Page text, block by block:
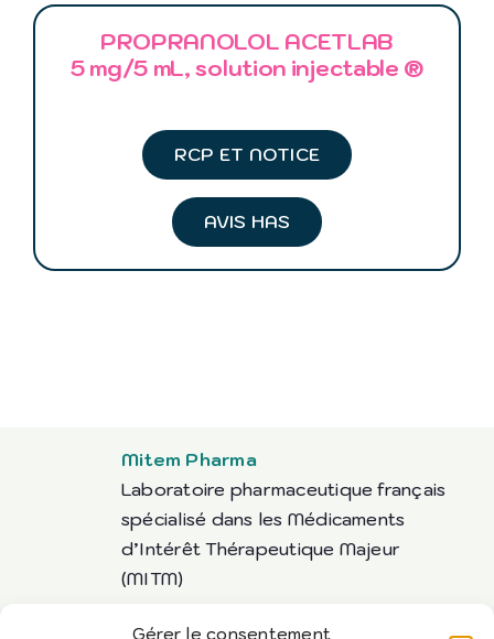
Gérer le consentement
PROPRANOLOL ACETLAB
5 mg/5 mL, solution injectable ®
RCP ET NOTICE
AVIS HAS
Mitem Pharma
Laboratoire pharmaceutique français
spécialisé dans les Médicaments
d’Intérêt Thérapeutique Majeur
(MITM)